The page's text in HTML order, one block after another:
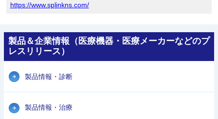
https://www.splinkns.com/
製品＆企業情報（医療機器・医療メーカーなどのプ
レスリリース）
製品情報・診断
製品情報・治療